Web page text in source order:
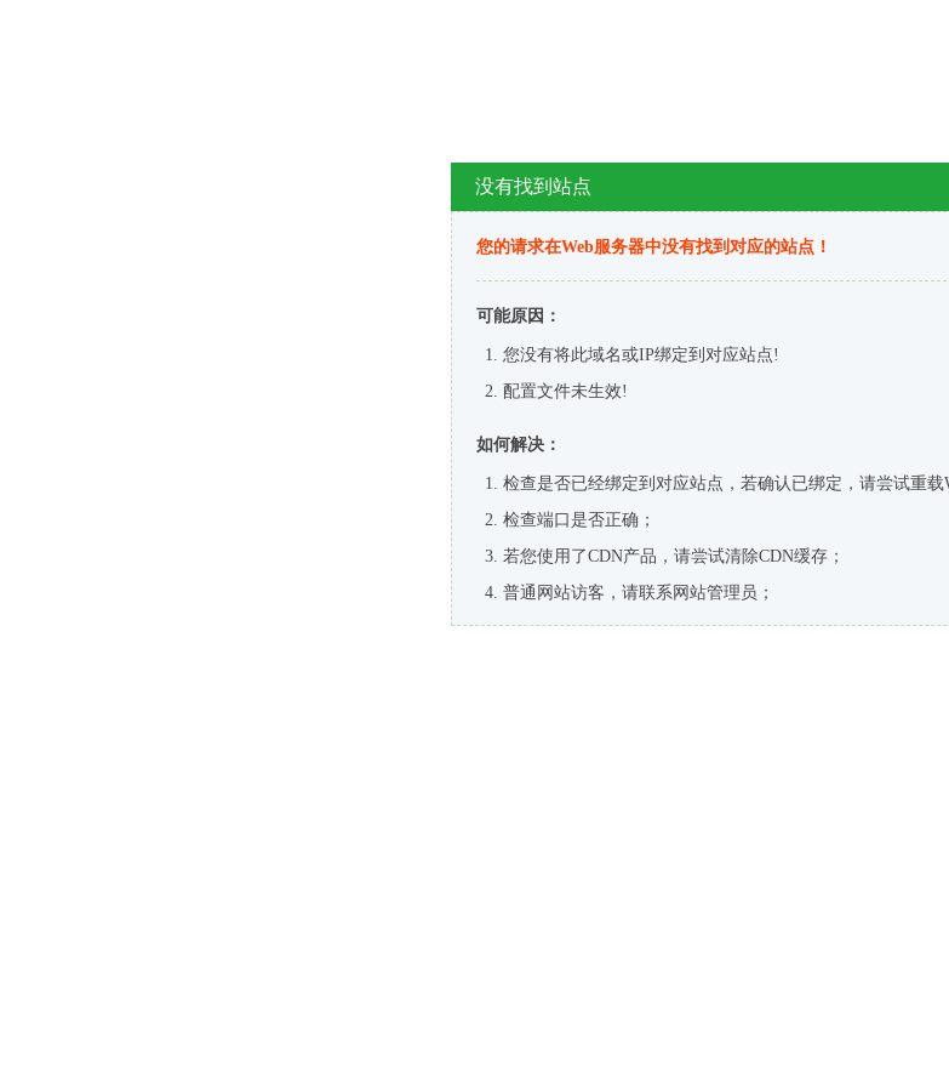
没有找到站点
您的请求在Web服务器中没有找到对应的站点！
可能原因：
您没有将此域名或IP绑定到对应站点!
配置文件未生效!
如何解决：
检查是否已经绑定到对应站点，若确认已绑定，请尝试重载
检查端口是否正确；
若您使用了CDN产品，请尝试清除CDN缓存；
普通网站访客，请联系网站管理员；